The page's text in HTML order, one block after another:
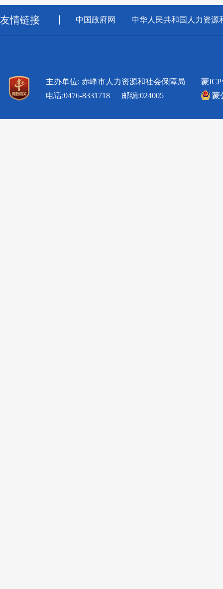
友情链接 中国政府网 中华人民共和国人力资源
主办单位: 赤峰市人力资源和社会保障局
电话:0476-8331718 邮编:024005
蒙ICP
蒙